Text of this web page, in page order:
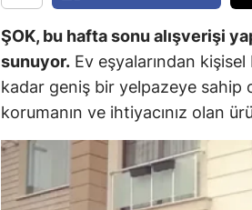
Elazığ
ŞOK, bu hafta sonu alışverişi
sunuyor. Ev eşyalarından
kadar geniş bir yelpazeye sahip
korumanın ve ihtiyacınız olan